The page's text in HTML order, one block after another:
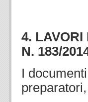
4. LAVORI
N. 183/
I